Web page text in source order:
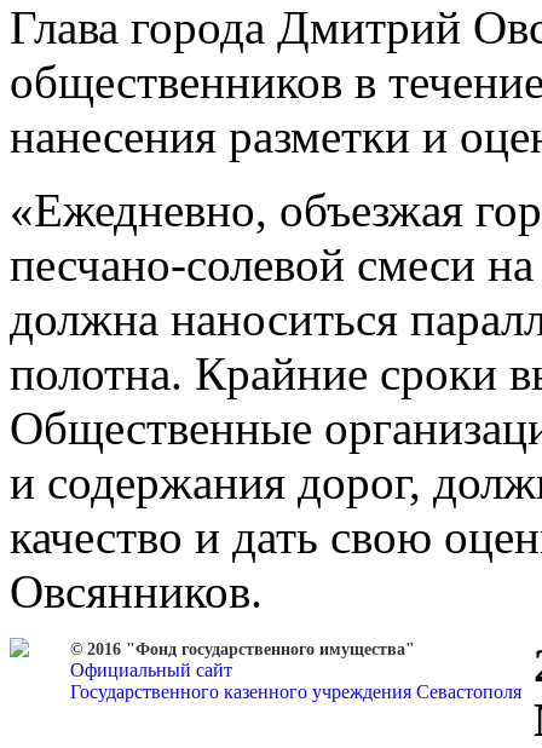
Глава города Дмитрий
общественников в
нанесения разметки и
«Ежедневно, объезжая
песчано-солевой смеси
должна наноситься
полотна. Крайние сроки
Общественные
и содержания дорог,
качество и дать свою
Овсянников.
© 2016 "Фонд государственного имущества"
Официальный сайт
Государственного казенного учреждения Севастополя